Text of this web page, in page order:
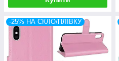
-25% НА СКЛО/ПЛІВКУ